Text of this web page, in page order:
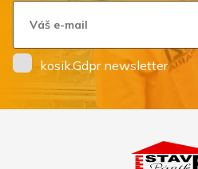
kosik.Gdpr newsletter